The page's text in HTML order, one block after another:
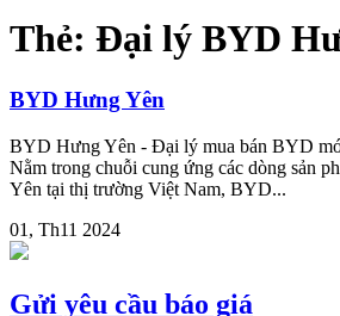
Thẻ: Đại lý BYD
BYD Hưng Yên
BYD Hưng Yên - Đại lý mua bán BYD
Nằm trong chuỗi cung ứng các dòng sản
Yên tại thị trường Việt Nam, BYD...
01, Th11 2024
Gửi yêu cầu báo giá